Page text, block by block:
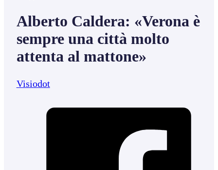
Alberto Caldera: «Verona è
sempre una città molto
attenta al mattone»
Visiodot